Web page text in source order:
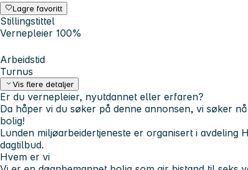
Lagre favoritt
Stillingstittel
Vernepleier 100%
Arbeidstid
Turnus
Vis flere detaljer
Er du vernepleier, nyutdannet eller erfaren?
Da håper vi du søker på denne annonsen, vi søker
bolig!
Lunden miljøarbeidertjeneste er organisert i avdeling
dagtilbud.
Hvem er vi